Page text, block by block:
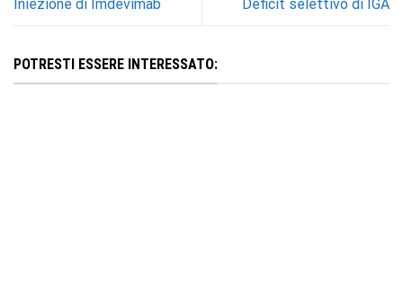
Iniezione di Imdevimab Deficit selettivo di IGA
POTRESTI ESSERE INTERESSATO: